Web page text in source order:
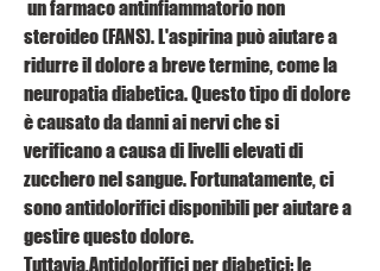
steroideo (FANS). L'aspirina può aiutare a
ridurre il dolore a breve termine, come la
neuropatia diabetica. Questo tipo di dolore
è causato da danni ai nervi che si
verificano a causa di livelli elevati di
zucchero nel sangue. Fortunatamente, ci
sono antidolorifici disponibili per aiutare a
gestire questo dolore.
Tuttavia,Antidolorifici per diabetici: le